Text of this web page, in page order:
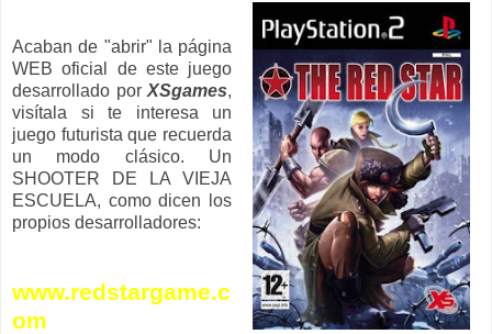
Acaban de "abrir" la página
WEB oficial de este juego
desarrollado por XSgames,
visítala si te interesa un
juego futurista que recuerda
un modo clásico. Un
SHOOTER DE LA VIEJA
ESCUELA, como dicen los
propios desarrolladores:
www.redstargame.c
om